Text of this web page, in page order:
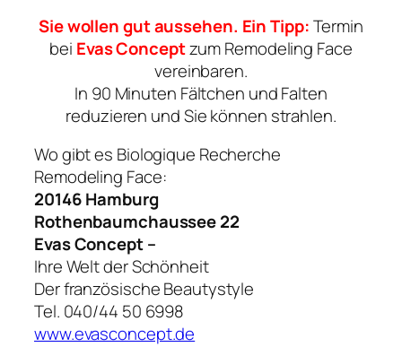
Sie wollen gut aussehen. Ein Tipp:Termin
bei Evas Conceptzum Remodeling Face
vereinbaren.
In 90 Minuten Fältchen und Falten
reduzieren und Sie können strahlen.
Wo gibt es Biologique Recherche
Remodeling Face:
20146 Hamburg
Rothenbaumchaussee 22
Evas Concept –
Ihre Welt der Schönheit
Der französische Beautystyle
Tel. 040/44 50 6998
www.evasconcept.de